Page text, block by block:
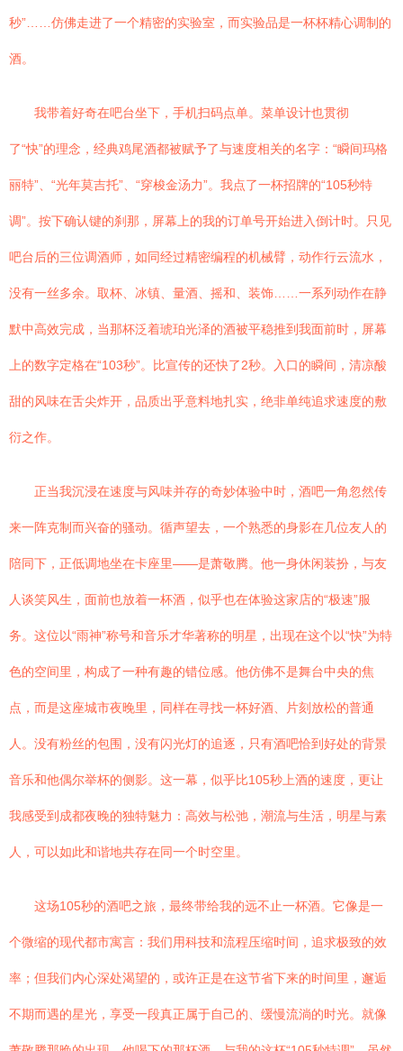
秒”……仿佛走进了一个精密的实验室，而实验品是一杯杯精心调制的
酒。
我带着好奇在吧台坐下，手机扫码点单。菜单设计也贯彻
了“快”的理念，经典鸡尾酒都被赋予了与速度相关的名字：“瞬间玛格
丽特”、“光年莫吉托”、“穿梭金汤力”。我点了一杯招牌的“105秒特
调”。按下确认键的刹那，屏幕上的我的订单号开始进入倒计时。只见
吧台后的三位调酒师，如同经过精密编程的机械臂，动作行云流水，
没有一丝多余。取杯、冰镇、量酒、摇和、装饰……一系列动作在静
默中高效完成，当那杯泛着琥珀光泽的酒被平稳推到我面前时，屏幕
上的数字定格在“103秒”。比宣传的还快了2秒。入口的瞬间，清凉酸
甜的风味在舌尖炸开，品质出乎意料地扎实，绝非单纯追求速度的敷
衍之作。
正当我沉浸在速度与风味并存的奇妙体验中时，酒吧一角忽然传
来一阵克制而兴奋的骚动。循声望去，一个熟悉的身影在几位友人的
陪同下，正低调地坐在卡座里——是萧敬腾。他一身休闲装扮，与友
人谈笑风生，面前也放着一杯酒，似乎也在体验这家店的“极速”服
务。这位以“雨神”称号和音乐才华著称的明星，出现在这个以“快”为特
色的空间里，构成了一种有趣的错位感。他仿佛不是舞台中央的焦
点，而是这座城市夜晚里，同样在寻找一杯好酒、片刻放松的普通
人。没有粉丝的包围，没有闪光灯的追逐，只有酒吧恰到好处的背景
音乐和他偶尔举杯的侧影。这一幕，似乎比105秒上酒的速度，更让
我感受到成都夜晚的独特魅力：高效与松弛，潮流与生活，明星与素
人，可以如此和谐地共存在同一个时空里。
这场105秒的酒吧之旅，最终带给我的远不止一杯酒。它像是一
个微缩的现代都市寓言：我们用科技和流程压缩时间，追求极致的效
率；但我们内心深处渴望的，或许正是在这节省下来的时间里，邂逅
不期而遇的星光，享受一段真正属于自己的、缓慢流淌的时光。就像